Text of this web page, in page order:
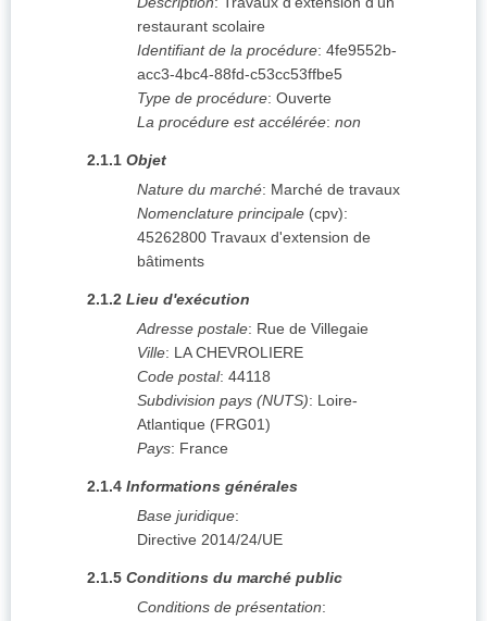
restaurant scolaire
Identifiant de la procédure: 4fe9552b-
acc3-4bc4-88fd-c53cc53ffbe5
Type de procédure: Ouverte
La procédure est accélérée: non
2.1.1 Objet
Nature du marché: Marché de travaux
Nomenclature principale (cpv):
45262800 Travaux d'extension de
bâtiments
2.1.2 Lieu d'exécution
Adresse postale: Rue de Villegaie
Ville: LA CHEVROLIERE
Code postal: 44118
Subdivision pays (NUTS): Loire-
Atlantique (FRG01)
Pays: France
2.1.4 Informations générales
Base juridique:
Directive 2014/24/UE
2.1.5 Conditions du marché public
Conditions de présentation: